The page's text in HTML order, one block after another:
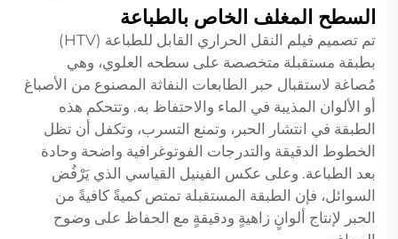
السطح المغلف الخاص بالطباعة
تم تصميم فيلم النقل الحراري القابل للطباعة (HTV)
بطبقة مستقبلة متخصصة على سطحه العلوي، وهي
مُصاغة لاستقبال حبر الطابعات النفاثة المصنوع من الأصباغ
أو الألوان المذيبة في الماء والاحتفاظ به. وتتحكم هذه
الطبقة في انتشار الحبر، وتمنع التسرب، وتكفل أن تظل
الخطوط الدقيقة والتدرجات الفوتوغرافية واضحة وحادة
بعد الطباعة. وعلى عكس الفينيل القياسي الذي يَرْفُض
السوائل، فإن الطبقة المستقبلة تمتص كميةً كافيةً من
الحبر لإنتاج ألوانٍ زاهيةٍ ودقيقةٍ مع الحفاظ على وضوح